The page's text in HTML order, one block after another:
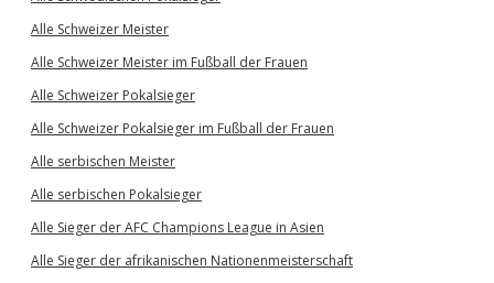
Alle Schweizer Meister
Alle Schweizer Meister im Fußball der Frauen
Alle Schweizer Pokalsieger
Alle Schweizer Pokalsieger im Fußball der Frauen
Alle serbischen Meister
Alle serbischen Pokalsieger
Alle Sieger der AFC Champions League in Asien
Alle Sieger der afrikanischen Nationenmeisterschaft